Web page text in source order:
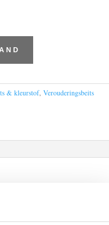
& kleurstof, Verouderingsbeits
een verouderde uitstraling.